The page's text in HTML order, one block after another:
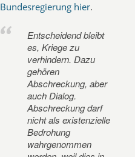
Bundesregierung hier.
Entscheidend bleibt
es, Kriege zu
verhindern. Dazu
gehören
Abschreckung, aber
auch Dialog.
Abschreckung darf
nicht als existenzielle
Bedrohung
wahrgenommen